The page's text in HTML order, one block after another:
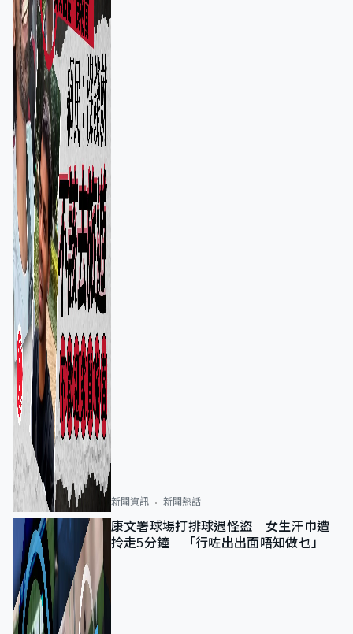
新聞資訊 新聞熱話
康文署球場打排球遇怪盜 女生汗巾遭
拎走5分鐘 「行咗出出面唔知做乜」